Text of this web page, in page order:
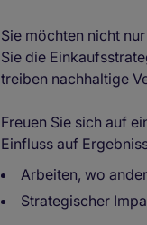
Sie möchten nicht
Sie die
treiben nachhaltige
Freuen Sie sich auf
Einfluss auf
Arbeiten, wo
Strategischer